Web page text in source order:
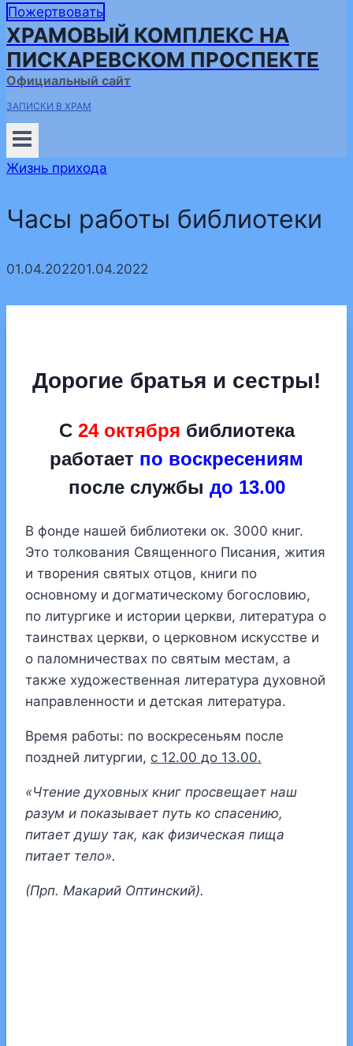
Пожертвовать
ХРАМОВЫЙ КОМПЛЕКС НА
ПИСКАРЕВСКОМ ПРОСПЕКТЕ
Официальный сайт
ЗАПИСКИ В ХРАМ
Жизнь прихода
Часы работы библиотеки
01.04.202201.04.2022
Дорогие братья и сестры!
С 24 октября библиотека
работает по воскресениям
после службы до 13.00
В фонде нашей библиотеки ок. 3000 книг.
Это толкования Священного Писания, жития
и творения святых отцов, книги по
основному и догматическому богословию,
по литургике и истории церкви, литература о
таинствах церкви, о церковном искусстве и
о паломничествах по святым местам, а
также художественная литература духовной
направленности и детская литература.
Время работы: по воскресеньям после
поздней литургии, с 12.00 до 13.00.
«Чтение духовных книг просвещает наш
разум и показывает путь ко спасению,
питает душу так, как физическая пища
питает тело».
(Прп. Макарий Оптинский).